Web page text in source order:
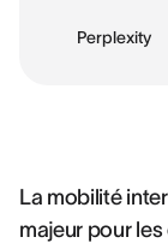
Perplexity
La mobilité
majeur pour